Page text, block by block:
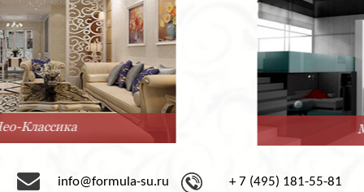
Минимализм
info@formula-su.ru + 7 (495) 181-55-81